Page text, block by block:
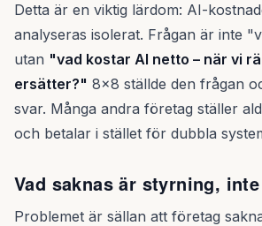
Detta är en viktig lärdom: AI-
analyseras isolerat. Frågan är inte
utan "vad kostar AI netto – när vi
ersätter?" 8x8 ställde den frågan
svar. Många andra företag ställer
och betalar i stället för dubbla
Vad saknas är styrning,
Problemet är sällan att företag